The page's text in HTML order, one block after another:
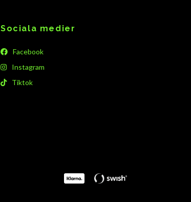
Sociala medier
Facebook
Instagram
Tiktok